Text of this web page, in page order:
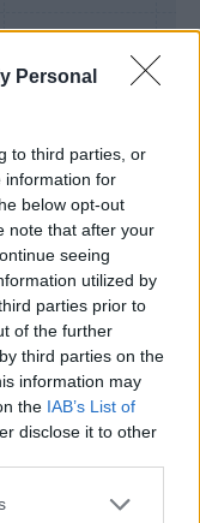
Personal
to third parties, or
information for
below opt-out
note that after your
seeing
utilized by
parties prior to
of the further
third parties on the
information may
the IAB’s List of
disclose it to other
Mantra
9 - 32%
0 - 0